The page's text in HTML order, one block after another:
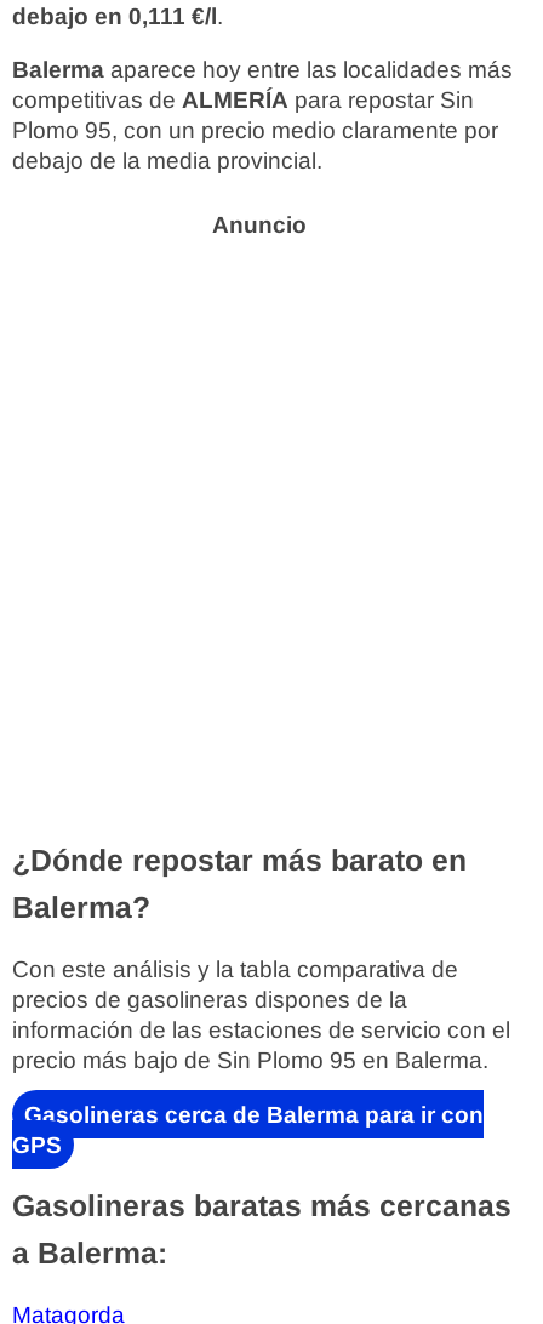
debajo en 0,111 €/l.
Balerma aparece hoy entre las localidades más
competitivas de ALMERÍA para repostar Sin
Plomo 95, con un precio medio claramente por
debajo de la media provincial.
¿Dónde repostar más barato en
Balerma?
Con este análisis y la tabla comparativa de
precios de gasolineras dispones de la
información de las estaciones de servicio con el
precio más bajo de Sin Plomo 95 en Balerma.
Gasolineras cerca de Balerma para ir con
GPS
Gasolineras baratas más cercanas
a Balerma:
Matagorda